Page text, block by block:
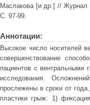
Маслакова [и др.] // Журнал
С. 97-99.
Аннотации:
Высокое число носителей
совершенствование
пациентов с
исследования.
прослежены в сроки от
пластики грыж: 1)